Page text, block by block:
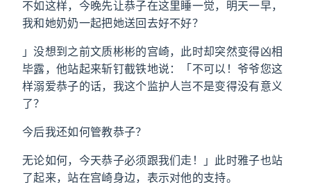
不如这样，今晚先让恭子在这里睡一觉，明天一早，
我和她奶奶一起把她送回去好不好？
」没想到之前文质彬彬的宫崎，此时却突然变得凶相
毕露，他站起来斩钉截铁地说：「不可以！爷爷您这
样溺爱恭子的话，我这个监护人岂不是变得没有意义
了？
今后我还如何管教恭子？
无论如何，今天恭子必须跟我们走！」此时雅子也站
了起来，站在宫崎身边，表示对他的支持。